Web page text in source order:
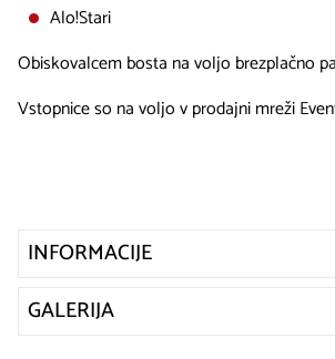
Alo!Stari
Obiskovalcem bosta na voljo brezplačno
Vstopnice so na voljo v prodajni mreži
INFORMACIJE
GALERIJA